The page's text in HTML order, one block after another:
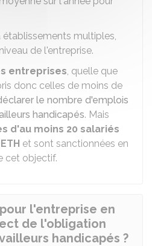
établissements multiples,
de l'entreprise.
entreprises, quelle que
donc celles de moins de
le nombre d'emplois
handicapés. Mais
d'au moins 20 salariés
et sont sanctionnées en
cet objectif.
l'entreprise en
de l'obligation
handicapés ?